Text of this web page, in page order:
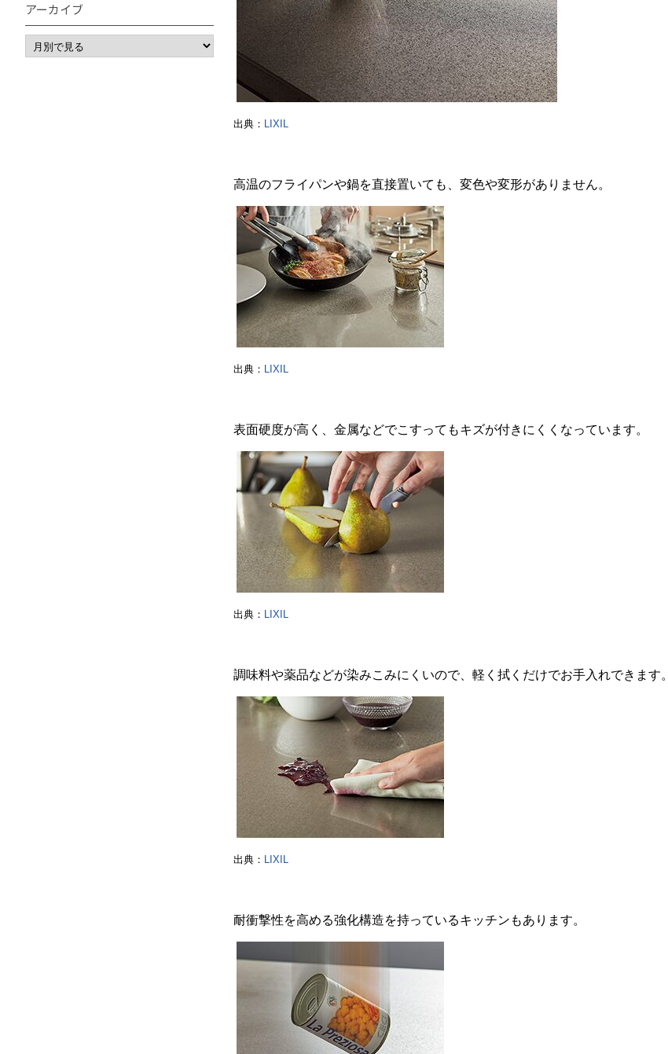
出典： LIXIL
高温のフライパンや鍋を直接置いても、変色や変形がありません。
出典： LIXIL
表面硬度が高く、金属などでこすってもキズが付きにくくなっています。
出典： LIXIL
調味料や薬品などが染みこみにくいので、軽く拭くだけでお手入れできます。
出典： LIXIL
耐衝撃性を高める強化構造を持っているキッチンもあります。
アーカイブ